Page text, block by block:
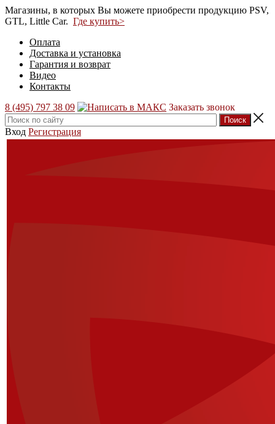
Магазины, в которых Вы можете приобрести продукцию PSV,
GTL, Little Car. Где купить>
Оплата
Доставка и установка
Гарантия и возврат
Видео
Контакты
8 (495) 797 38 09
Заказать звонок
Вход Регистрация